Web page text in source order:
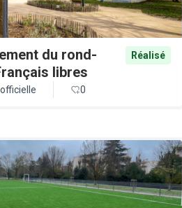
du rond-
libres
Réalisé
0